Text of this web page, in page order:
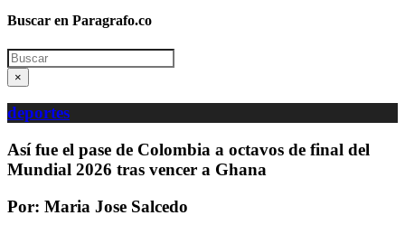
Buscar en Paragrafo.co
Search
×
deportes
Así fue el pase de Colombia a octavos de final del
Mundial 2026 tras vencer a Ghana
Por: Maria Jose Salcedo